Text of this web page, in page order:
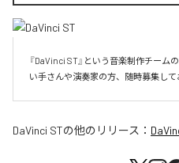
『DaVinci ST』という音楽制作チーム
い手さんや演奏家の方、随時募集して
DaVinci STの他のリリース：